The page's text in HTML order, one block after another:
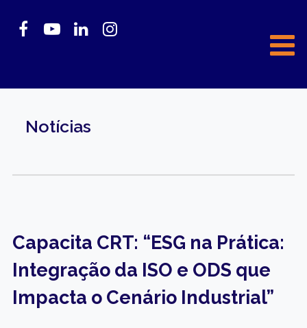
Notícias
Capacita CRT: “ESG na Prática:
Integração da ISO e ODS que
Impacta o Cenário Industrial”